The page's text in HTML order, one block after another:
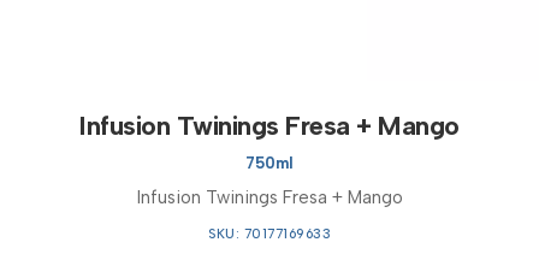
Infusion Twinings Fresa + Mango
750ml
Infusion Twinings Fresa + Mango
SKU: 70177169633